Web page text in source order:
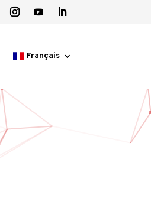
Français